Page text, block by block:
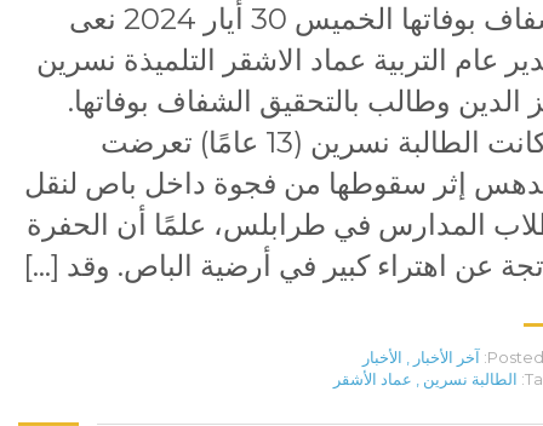
شفاف بوفاتها الخميس 30 أيار 2024 نعى
عام التربية عماد الاشقر التلميذة نسرين
الدين وطالب بالتحقيق الشفاف بوفاتها.
وكانت الطالبة نسرين (13 عامًا) تعرضت
إثر سقوطها من فجوة داخل باص لنقل
المدارس في طرابلس، علمًا أن الحفرة
عن اهتراء كبير في أرضية الباص. وقد […]
Posted آخر الأخبار , الأخبار
الطالبة نسرين , عماد الأشقر